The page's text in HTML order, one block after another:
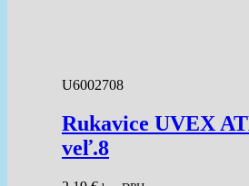
U6002708
Rukavice UVEX
veľ.8